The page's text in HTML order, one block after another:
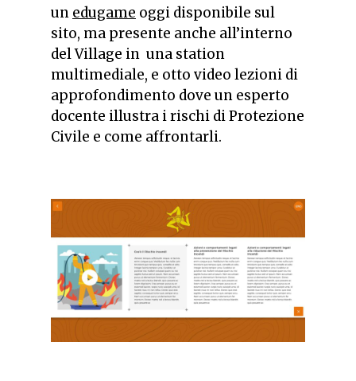
un edugame oggi disponibile sul
sito, ma presente anche all’interno
del Village in una station
multimediale, e otto video lezioni di
approfondimento dove un esperto
docente illustra i rischi di Protezione
Civile e come affrontarli.